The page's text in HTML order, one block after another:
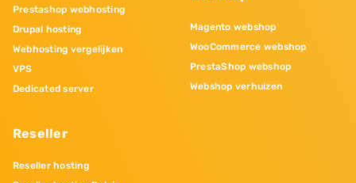
Prestashop webhosting
Drupal hosting
Webhosting vergelijken
VPS
Dedicated server
Reseller
Reseller hosting
Magento webshop
WooCommerce webshop
PrestaShop webshop
Webshop verhuizen